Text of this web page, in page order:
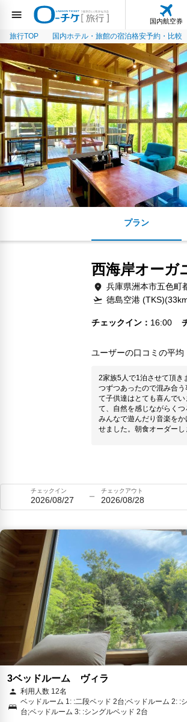
国内航空券
旅行TOP 国内ホテル・旅館の宿泊格安予約・比較
プラン
西海岸オーガ
兵庫県洲本市五色町
徳島空港
チェックイン 16:00
ユーザーの口コミの平均
2家族5人で1泊させて頂き
つずつあったので混み合
て子供達はとても喜んで
て、自然を感じながらく
みんなで遊んだり音楽を
せました。朝食オーダー
チェックイン
2026/08/27
チェックアウト
2026/08/28
3ベッドルーム ヴィラ
利用人数 12名
ベッドルーム 1: :二段ベッド 2台;ベッドルーム 2: :
台;ベッドルーム 3: :シングルベッド 2台